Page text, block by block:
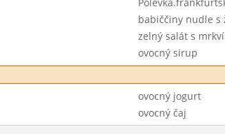
babiččiny nudle s
zelný salát s mrkví
ovocný sirup
ovocný jogurt
ovocný čaj